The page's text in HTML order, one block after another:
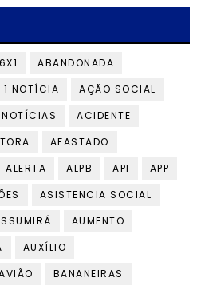
6X1
ABANDONADA
1 NOTÍCIA
AÇÃO SOCIAL
ACIDENTE
AFASTADO
ALERTA ALPB API
APP
ASISTENCIA SOCIAL
AUMENTO
AUXÍLIO
BANANEIRAS